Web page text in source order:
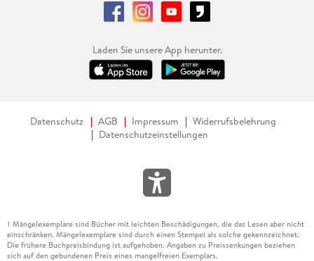
Laden Sie unsere App herunter.
Datenschutz AGB Impressum
Widerrufsbelehrung
Datenschutzeinstellungen
1 Mängelexemplare sind Bücher mit leichten Beschädigungen, die das Lesen aber nicht
einschränken. Mängelexemplare sind durch einen Stempel als solche gekennzeichnet.
Die frühere Buchpreisbindung ist aufgehoben. Angaben zu Preissenkungen beziehen
sich auf den gebundenen Preis eines mangelfreien Exemplars.